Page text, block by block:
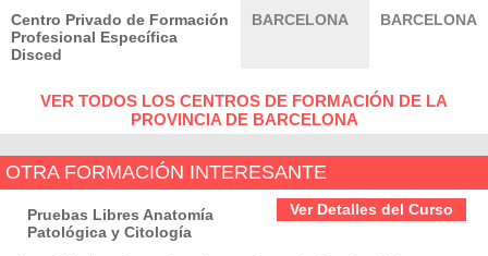
Centro Privado de Formación
Profesional Específica
Disced
BARCELONA BARCELONA
VER TODOS LOS CENTROS DE FORMACIÓN DE LA
PROVINCIA DE BARCELONA
OTRA FORMACIÓN INTERESANTE
Ver Detalles del Curso
Pruebas Libres Anatomía
Patológica y Citología